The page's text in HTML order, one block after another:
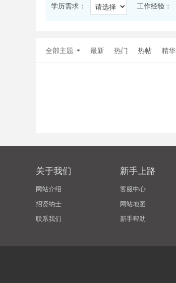
学历需求： 工作经验：
全部主题 最新 热门 热帖 精华
关于我们
网站介绍
招贤纳士
联系我们
新手上路
客服中心
网站地图
新手帮助